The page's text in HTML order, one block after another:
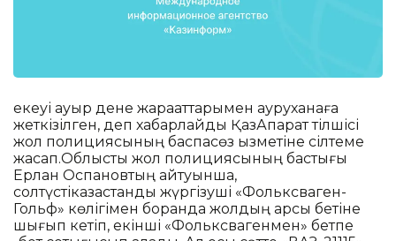
екеуі ауыр дене жарақаттарымен ауруханаға
жеткізілген, деп хабарлайды ҚазАқпарат тілшісі
жол полициясының баспасөз қызметіне сілтеме
жасап.Облыстық жол полициясының бастығы
Ерлан Оспановтың айтуынша,
солтүстікқазақстандық жүргізуші «Фольксваген-
Гольф» көлігімен боранда жолдың қарсы бетіне
шығып кетіп, екінші «Фольксвагенмен» бетпе